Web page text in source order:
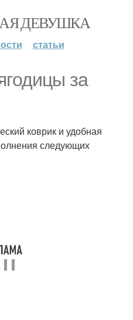
ДЕВУШКА
статьи
за
коврик и удобная
следующих